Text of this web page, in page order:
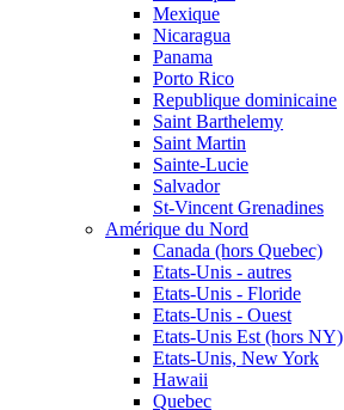
Mexique
Nicaragua
Panama
Porto Rico
Republique dominicaine
Saint Barthelemy
Saint Martin
Sainte-Lucie
Salvador
St-Vincent Grenadines
Amérique du Nord
Canada (hors Quebec)
Etats-Unis - autres
Etats-Unis - Floride
Etats-Unis - Ouest
Etats-Unis Est (hors NY)
Etats-Unis, New York
Hawaii
Quebec